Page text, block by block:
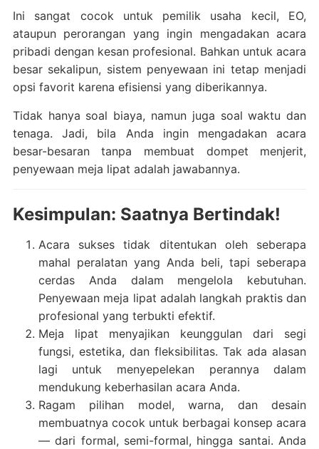
Ini sangat cocok untuk pemilik usaha kecil, EO,
ataupun perorangan yang ingin mengadakan acara
pribadi dengan kesan profesional. Bahkan untuk acara
besar sekalipun, sistem penyewaan ini tetap menjadi
opsi favorit karena efisiensi yang diberikannya.
Tidak hanya soal biaya, namun juga soal waktu dan
tenaga. Jadi, bila Anda ingin mengadakan acara
besar-besaran tanpa membuat dompet menjerit,
penyewaan meja lipat adalah jawabannya.
Kesimpulan: Saatnya Bertindak!
Acara sukses tidak ditentukan oleh seberapa
mahal peralatan yang Anda beli, tapi seberapa
cerdas Anda dalam mengelola kebutuhan.
Penyewaan meja lipat adalah langkah praktis dan
profesional yang terbukti efektif.
Meja lipat menyajikan keunggulan dari segi
fungsi, estetika, dan fleksibilitas. Tak ada alasan
lagi untuk menyepelekan perannya dalam
mendukung keberhasilan acara Anda.
Ragam pilihan model, warna, dan desain
membuatnya cocok untuk berbagai konsep acara
— dari formal, semi-formal, hingga santai. Anda